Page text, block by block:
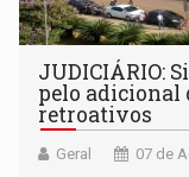
JUDICIÁRIO:
pelo adicional
retroativos
Geral 07 de